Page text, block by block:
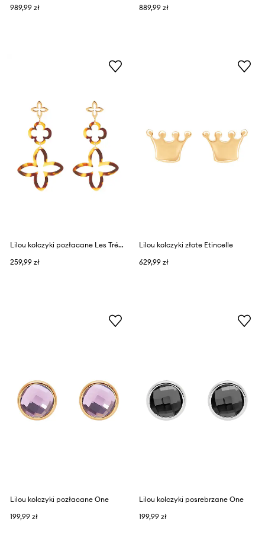
989,99 zł 889,99 zł
Lilou kolczyki pozłacane Les Trésors
259,99 zł
Lilou kolczyki złote Etincelle
629,99 zł
Lilou kolczyki pozłacane One
199,99 zł
Lilou kolczyki posrebrzane One
199,99 zł